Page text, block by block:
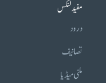
مفید لنکس
درود
تصانیف
ملٹی میڈیا